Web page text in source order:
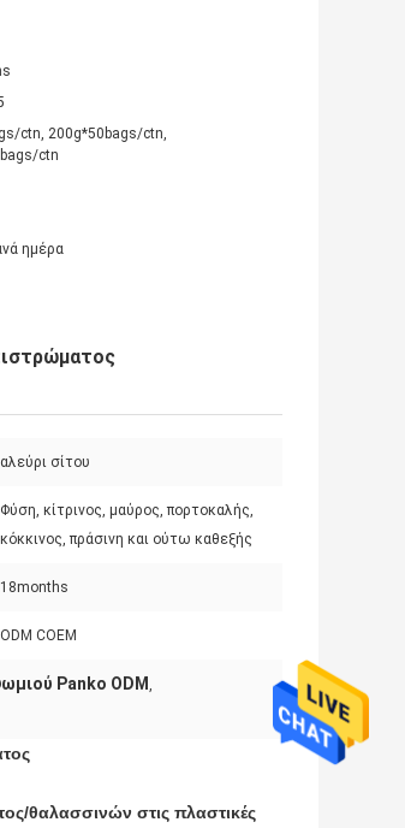
ctn, 200g*50bags/ctn,
ctn
ημέρα
αλεύρι σίτου
Φύση, κίτρινος, μαύρος, πορτοκαλής,
κόκκινος, πράσινη και ούτω καθεξής
18months
ODM COEM
Panko ODM ,
θαλασσινών στις πλαστικές